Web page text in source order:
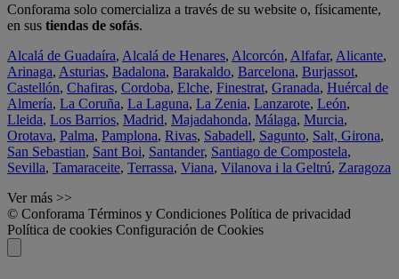
Conforama solo comercializa a través de su website o, físicamente,
en sus tiendas de sofás.
Alcalá de Guadaíra, Alcalá de Henares, Alcorcón, Alfafar, Alicante,
Arinaga, Asturias, Badalona, Barakaldo, Barcelona, Burjassot,
Castellón, Chafiras, Cordoba, Elche, Finestrat, Granada, Huércal de
Almería, La Coruña, La Laguna, La Zenia, Lanzarote, León,
Lleida, Los Barrios, Madrid, Majadahonda, Málaga, Murcia,
Orotava, Palma, Pamplona, Rivas, Sabadell, Sagunto, Salt, Girona,
San Sebastian, Sant Boi, Santander, Santiago de Compostela,
Sevilla, Tamaraceite, Terrassa, Viana, Vilanova i la Geltrú, Zaragoza
Ver más >>
© Conforama Términos y Condiciones Política de privacidad
Política de cookies Configuración de Cookies